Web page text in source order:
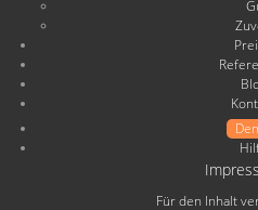
Für den Inhalt